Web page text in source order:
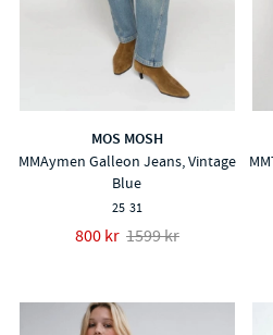
MOS MOSH
MMAymen Galleon Jeans, Vintage
Blue
25 31
800 kr 1599 kr